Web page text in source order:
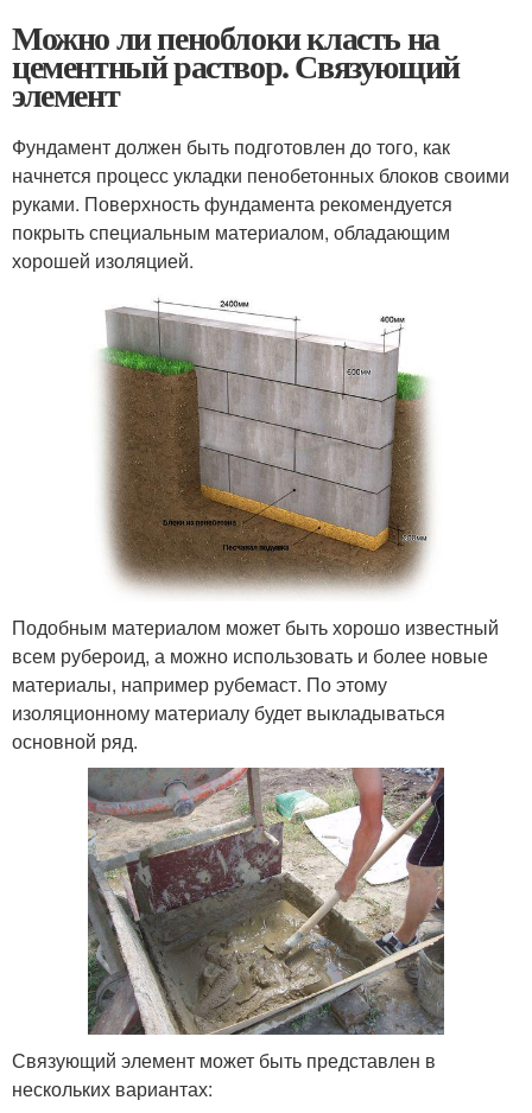
Можно ли пеноблоки класть на
цементный раствор. Связующий
элемент
Фундамент должен быть подготовлен до того, как
начнется процесс укладки пенобетонных блоков своими
руками. Поверхность фундамента рекомендуется
покрыть специальным материалом, обладающим
хорошей изоляцией.
Подобным материалом может быть хорошо известный
всем рубероид, а можно использовать и более новые
материалы, например рубемаст. По этому
изоляционному материалу будет выкладываться
основной ряд.
Связующий элемент может быть представлен в
нескольких вариантах: